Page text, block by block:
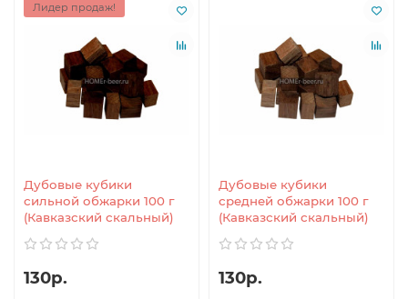
Лидер продаж!
Дубовые кубики
сильной обжарки 100 г
(Кавказский скальный)
130р.
Дубовые кубики
средней обжарки 100 г
(Кавказский скальный)
130р.